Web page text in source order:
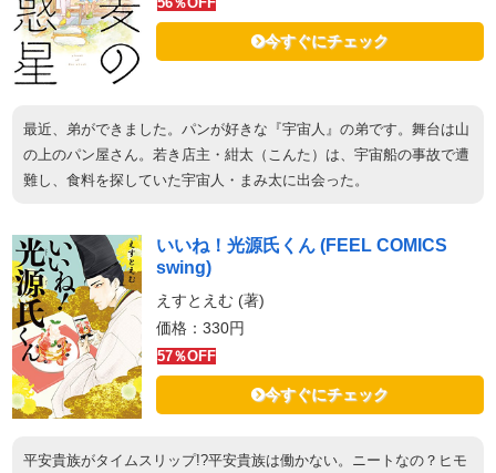
今すぐにチェック
最近、弟ができました。パンが好きな『宇宙人』の弟です。舞台は山
の上のパン屋さん。若き店主・紺太（こんた）は、宇宙船の事故で遭
難し、食料を探していた宇宙人・まみ太に出会った。
いいね！光源氏くん (FEEL COMICS
swing)
えすとえむ (著)
価格：330円
57％OFF
今すぐにチェック
平安貴族がタイムスリップ!?平安貴族は働かない。ニートなの？ヒモ